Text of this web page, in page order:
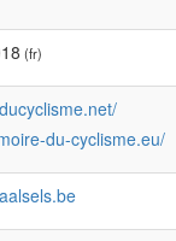
(fr)
du-cyclisme.eu/